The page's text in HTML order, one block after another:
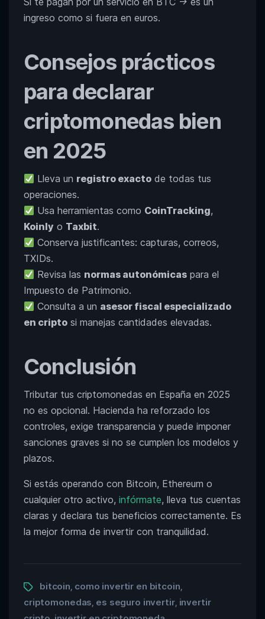
ingreso como si fuera en euros.
Consejos prácticos
para declarar
criptomonedas bien
en 2025
Lleva un registro exacto de todas tus
operaciones.
Usa herramientas como CoinTracking,
Koinly o Taxbit.
Conserva justificantes: capturas, correos,
TXIDs.
Revisa las normas autonómicas para el
Impuesto de Patrimonio.
Consulta a un asesor fiscal especializado
en cripto si manejas cantidades elevadas.
Conclusión
Tributar tus criptomonedas en España en 2025
no es opcional. Hacienda ha reforzado los
controles, exige transparencia y puede imponer
sanciones graves si no se cumplen los modelos y
plazos.
Si estás operando con Bitcoin, Ethereum o
cualquier otro activo, infórmate, lleva tus cuentas
claras y declara tus beneficios correctamente. Es
la mejor forma de invertir con tranquilidad.
bitcoin como invertir en bitcoin
criptomonedas es seguro invertir, invertir